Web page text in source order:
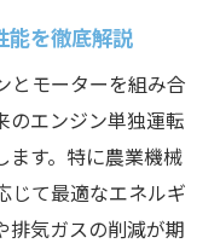
能を徹底解説
とモーターを組み合
のエンジン単独運転
ます。特に農業機械
じて最適なエネルギ
排気ガスの削減が期